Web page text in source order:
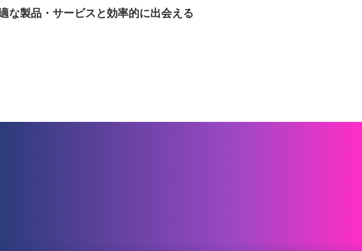
な製品・サービスと効率的に出会える